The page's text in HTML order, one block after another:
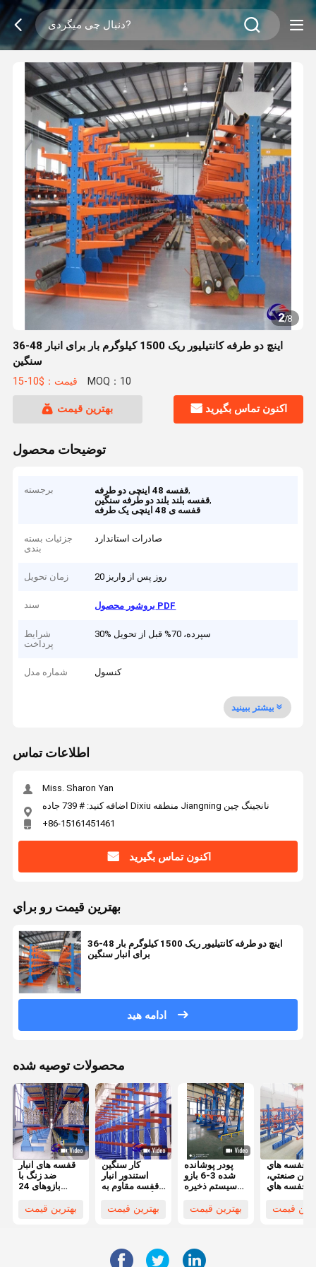
2/8
36-48 اینچ دو طرفه کانتیلیور ریک 1500 کیلوگرم بار برای انبار
سنگین
قیمت：$10-15 MOQ：10
بهترین قیمت اکنون تماس بگیرید
توضیحات محصول
برجسته قفسه 48 اینچی دو طرفه,
قفسه بلند بلند دو طرفه سنگین,
قفسه ی 48 اینچی یک طرفه
جزئیات بسته
بندی
صادرات استاندارد
زمان تحویل 20 روز پس از واریز
سند بروشور محصول PDF
شرایط
پرداخت
30% سپرده، 70% قبل از تحویل
شماره مدل کنسول
بیشتر ببینید
اطلاعات تماس
Miss. Sharon Yan
اضافه کنید: # 739 جاده Dixiu منطقه Jiangning نانجینگ چین
+86-15161451461
اکنون تماس بگیرید
بهترين قيمت رو براي
36-48 اینچ دو طرفه کانتیلیور ریک 1500 کیلوگرم بار
برای انبار سنگین
ادامه هید
محصولات توصیه شده
قفسه های انبار
ضد زنگ با
بازوهای 24
بهترین قیمت
کار سنگین
استندور انبار
قفسه مقاوم به
ارتفاع
بهترین قیمت
پودر پوشانده
شده 3-6 بازو
سیستم ذخیره
بهترین قیمت
قفسه هاي
صنعتي،
قفسه هاي
دو طرفه
قیمت